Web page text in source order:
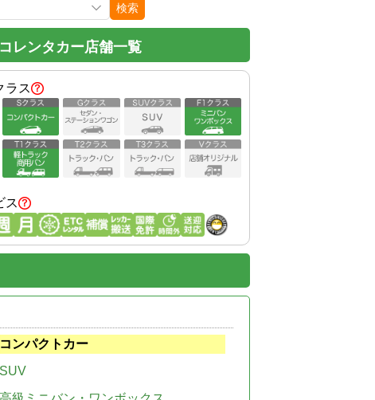
検索
レンタカー店舗一覧
ラス
ス
コンパクトカー
SUV